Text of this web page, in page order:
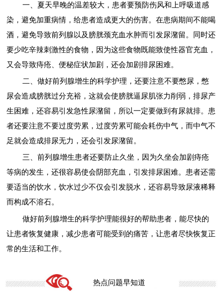
一、夏天早晚的温差较大，患者要预防伤风和上呼吸道感
染，避免加重病情，给患者造成更大的伤害。在患病期间不能喝
酒，避免导致前列腺以及膀胱颈充血水肿而引发尿潴留。同时还
要少吃辛辣刺激性的食物，因为这些食物既能致使性器官充血，
又会导致痔疮、便秘症状加剧，还会加剧排尿困难。
二、做好前列腺增生的科学护理，还要注意不要憋尿，憋
尿会造成膀胱过分充裕，这就会使膀胱逼尿肌张力削弱，排尿产
生困难，还容易引发急性尿潴留，所以一定要做到有尿就排。患
者还要注意不要过度劳累，过度劳累可能会耗伤中气，而中气不
足就会造成排尿无力，还会引发尿潴留。
三、前列腺增生患者还要防止久坐，因为久坐会加剧痔疮
等病的发生，还很容易使会阴部充血，引发排尿困难。患者还需
要适当的饮水，饮水过少不仅会引发脱水，还容易导致尿液稀释
而构成不溶石。
做好前列腺增生的科学护理能很好的帮助患者，能尽快的
让患者恢复健康，减少患者可能受到的痛苦，让患者尽快恢复正
常的生活和工作。
热点问题早知道